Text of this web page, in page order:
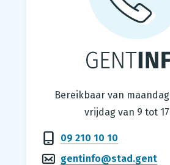
Gentinfo
Bereikbaar van
vrijdag van 9 tot
09 210 10 10
gentinfo@stad.gent